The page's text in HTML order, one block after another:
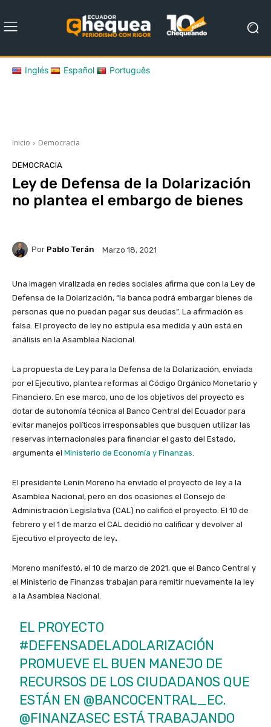
Inglés Español Português
Inicio Democracia
DEMOCRACIA
Ley de Defensa de la Dolarización
no plantea el embargo de bienes
Por Pablo Terán Marzo 18, 2021
Una imagen viralizada en redes sociales afirma que con la Ley de
Defensa de la Dolarización, “la banca podrá embargar bienes de
personas que no puedan pagar sus deudas”. La afirmación es
falsa. El proyecto de ley no estipula esa medida y aún está en
análisis en la Asamblea Nacional.
La propuesta de Ley para la Defensa de la Dolarización, enviada
por el Ejecutivo, plantea reformas al Código Orgánico Monetario y
Financiero. En ese marco, uno de los objetivos del proyecto es
dotar de autonomía técnica al Banco Central del Ecuador para
evitar manejos políticos irresponsables que busquen utilizar las
reservas internacionales para financiar el gasto del Estado,
argumenta el Ministerio de Economía y Finanzas
El presidente Lenín Moreno ha enviado el proyecto de ley a la
Asamblea Nacional, pero en dos ocasiones el Consejo de
Administración Legislativa (CAL) no calificó el proyecto. El 10 de
febrero y el 1 de marzo el CAL decidió no calificar y devolver al
Ejecutivo el proyecto de ley.
Moreno manifestó, el 10 de marzo de 2021, que el Banco Central y
el Ministerio de Finanzas trabajan para remitir nuevamente la ley
a la Asamblea Nacional.
EL PROYECTO
#DEFENSADELADOLARIZACIÓN
PROMUEVE EL BUEN MANEJO DE
RECURSOS DE LOS CIUDADANOS QUE
ESTÁN EN @BANCOCENTRAL_EC.
@FINANZASEC ESTÁ TRABAJANDO